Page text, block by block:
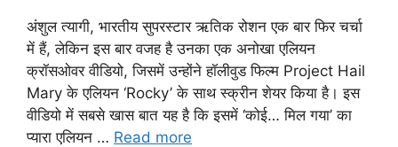
अंशुल त्यागी, भारतीय सुपरस्टार ऋतिक रोशन एक बार फिर चर्चा
में हैं, लेकिन इस बार वजह है उनका एक अनोखा एलियन
क्रॉसओवर वीडियो, जिसमें उन्होंने हॉलीवुड फिल्म Project Hail
Mary के एलियन ‘Rocky’ के साथ स्क्रीन शेयर किया है। इस
वीडियो में सबसे खास बात यह है कि इसमें ‘कोई… मिल गया’ का
प्यारा एलियन … Read more